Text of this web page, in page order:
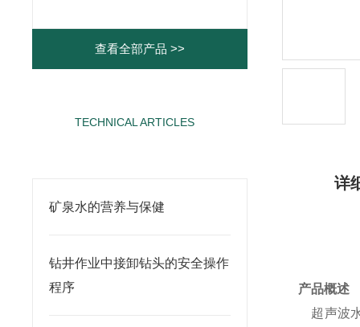
查看全部产品 >>
TECHNICAL ARTICLES
矿泉水的营养与保健
钻井作业中接卸钻头的安全操作
程序
详
产品概述
超声波